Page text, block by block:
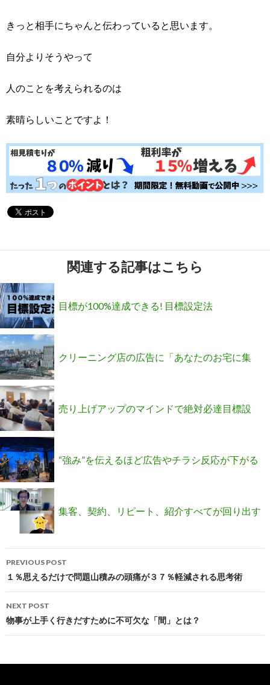
きっと相手にちゃんと伝わっていると思います。
自分よりそうやって
人のことを考えられるのは
素晴らしいことですよ！
関連する記事はこちら
目標が100%達成できる! 目標設定法
クリーニング店の広告に「あなたのお宅に集
荷、配達します！」と書くのは逆効果になるっ
売り上げアップのマインドで絶対必達目標設
定！
“強み”を伝えるほど広告やチラシ反応が下がる
理由
集客、契約、リピート、紹介すべてが回り出す
Post
navigation
PREVIOUS POST
１％思えるだけで問題山積みの頭痛が３７％軽減される思考術
NEXT POST
物事が上手く行きだすために不可欠な「間」とは？